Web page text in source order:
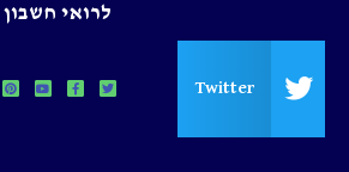
Twitter
לרואי חשבון